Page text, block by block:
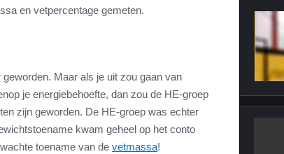
en vetpercentage gemeten.
Maar als je uit zou gaan van
je energiebehoefte, dan zou de HE-groep
zijn geworden. De HE-groep was echter
kwam geheel op het conto
toename van de vetmassa!